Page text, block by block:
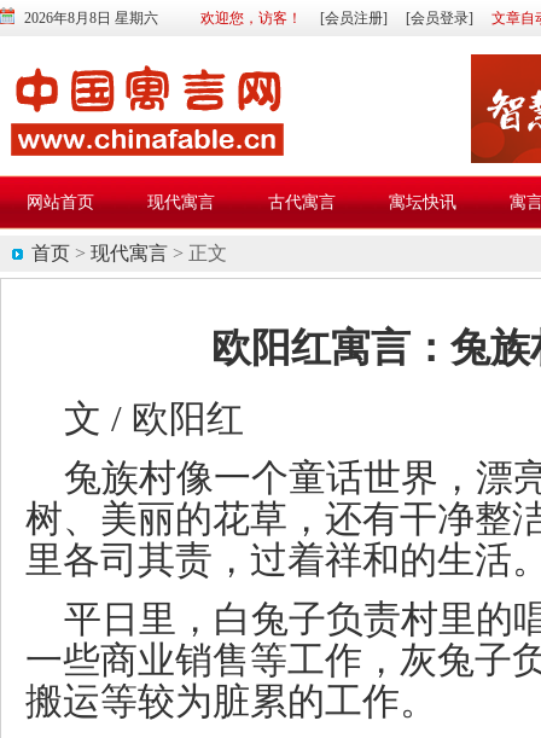
2026年8月8日 星期六 欢迎您，访客！ [会员注册] [会员登录] 文章自
网站首页 现代寓言 古代寓言 寓坛快讯 寓
首页 > 现代寓言 > 正文
欧阳红寓言：兔
文 / 欧阳红
兔族村像一个童话世界，漂
树、美丽的花草，还有干净整
里各司其责，过着祥和的生活
平日里，白兔子负责村里的
一些商业销售等工作，灰兔子
搬运等较为脏累的工作。